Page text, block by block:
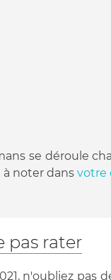
se déroule
noter dans votre
pas rater
n'oubliez pas